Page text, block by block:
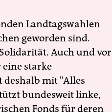
Landtagswahlen
geworden sind.
Auch und vor
starke
deshalb mit "Alles
bundesweit linke,
Fonds für deren